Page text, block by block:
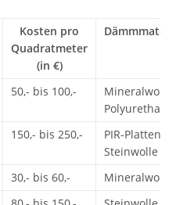
Kosten pro
Quadratmeter
(in €)
50,- bis 100,-
Mineralwolle,
Polyurethan
150,- bis 250,-
PIR-Platten,
Steinwolle
30,- bis 60,-
Mineralwolle